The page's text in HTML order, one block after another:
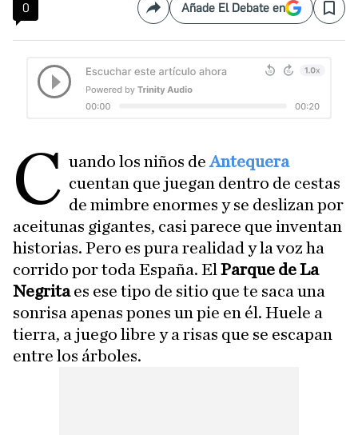
0 CompartirAñade El Debate en Save
C uando los niños deAntequera
cuentan que juegan dentro de cestas
de mimbre enormes y se deslizan por
aceitunas gigantes, casi parece que inventan
historias. Pero es pura realidad y la voz ha
corrido por toda España. El Parque de La
Negritaes ese tipo de sitio que te saca una
sonrisa apenas pones un pie en él. Huele a
tierra, a juego libre y a risas que se escapan
entre los árboles.